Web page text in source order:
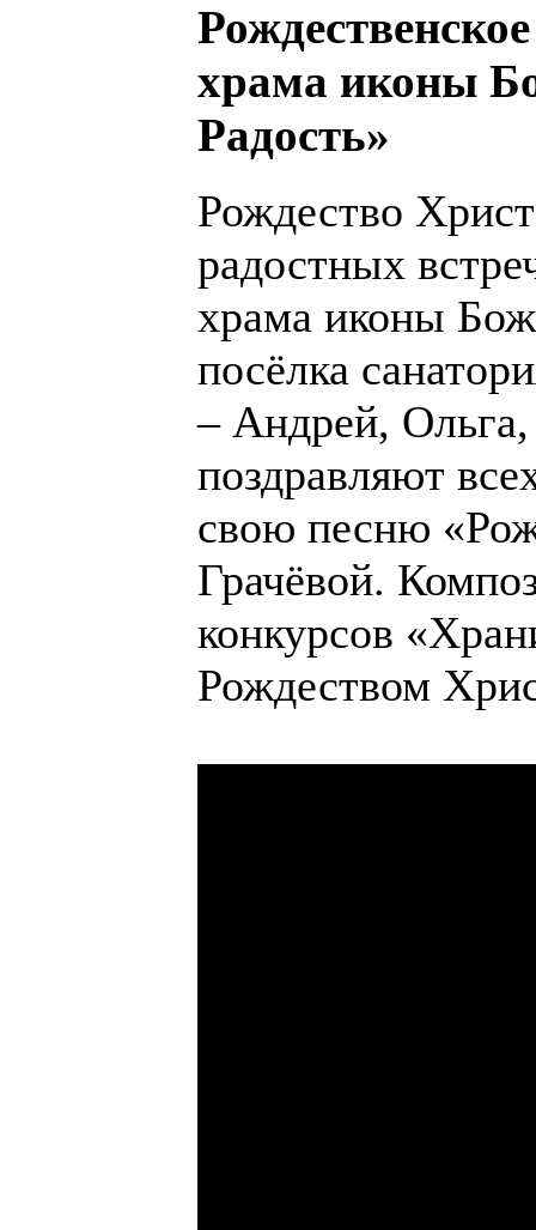
храма иконы
Радость»
Рождество
радостных
храма иконы
посёлка
– Андрей,
поздравляют
свою песню
Грачёвой.
конкурсов
Рождеством